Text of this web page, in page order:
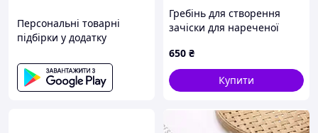
Персональні товарні
підбірки у додатку
Гребінь для створення
зачіски для нареченої
650 ₴
Купити